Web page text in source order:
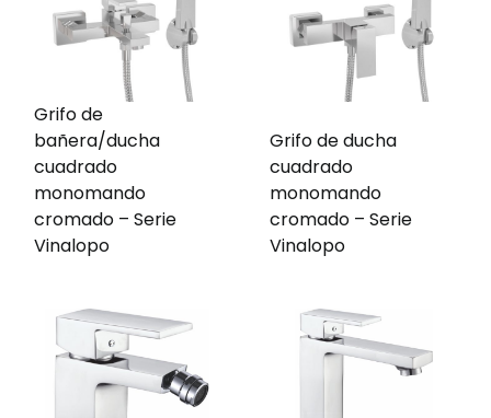
Grifo de
bañera/ducha
cuadrado
monomando
cromado – Serie
Vinalopo
Grifo de ducha
cuadrado
monomando
cromado – Serie
Vinalopo